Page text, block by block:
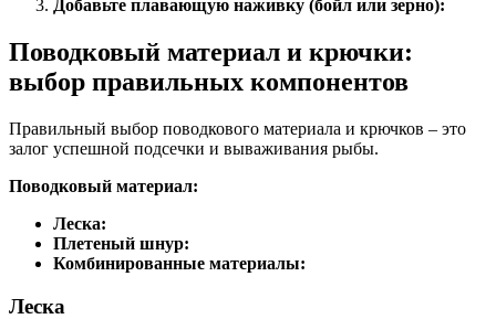
Добавьте плавающую наживку (бойл или зерно):
Поводковый материал и крючки:
выбор правильных компонентов
Правильный выбор поводкового материала и крючков – это
залог успешной подсечки и вываживания рыбы.
Поводковый материал:
Леска:
Плетеный шнур:
Комбинированные материалы:
Леска